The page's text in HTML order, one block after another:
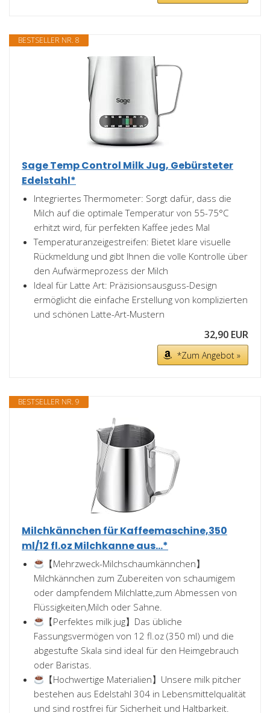
BESTSELLER NR. 8
Sage Temp Control Milk Jug, Gebürsteter
Edelstahl*
Integriertes Thermometer: Sorgt dafür, dass die
Milch auf die optimale Temperatur von 55-75°C
erhitzt wird, für perfekten Kaffee jedes Mal
Temperaturanzeigestreifen: Bietet klare visuelle
Rückmeldung und gibt Ihnen die volle Kontrolle über
den Aufwärmeprozess der Milch
Ideal für Latte Art: Präzisionsausguss-Design
ermöglicht die einfache Erstellung von komplizierten
und schönen Latte-Art-Mustern
32,90 EUR
*Zum Angebot »
BESTSELLER NR. 9
Milchkännchen für Kaffeemaschine,350
ml/12 fl.oz Milchkanne aus...*
【Mehrzweck-Milchschaumkännchen】
Milchkännchen zum Zubereiten von schaumigem
oder dampfendem Milchlatte,zum Abmessen von
Flüssigkeiten,Milch oder Sahne.
【Perfektes milk jug】Das übliche
Fassungsvermögen von 12 fl.oz (350 ml) und die
abgestufte Skala sind ideal für den Heimgebrauch
oder Baristas.
【Hochwertige Materialien】Unsere milk pitcher
bestehen aus Edelstahl 304 in Lebensmittelqualität
und sind rostfrei für Sicherheit und Haltbarkeit.